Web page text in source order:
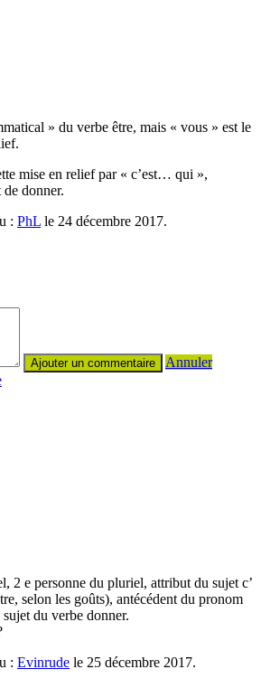
» du verbe être, mais « vous » est le
mise en relief par « c’est… qui »,
donner.
: PhL le 24 décembre 2017.
Annuler
2 e personne du pluriel, attribut du sujet c’
selon les goûts), antécédent du pronom
du verbe donner.
: Evinrude le 25 décembre 2017.